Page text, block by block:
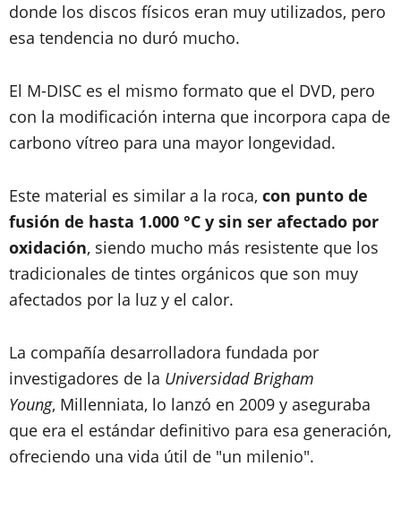
donde los discos físicos eran muy utilizados, pero
esa tendencia no duró mucho.
El M-DISC es el mismo formato que el DVD, pero
con la modificación interna que incorpora capa de
carbono vítreo para una mayor longevidad.
Este material es similar a la roca, con punto de
fusión de hasta 1.000 °C y sin ser afectado por
oxidación, siendo mucho más resistente que los
tradicionales de tintes orgánicos que son muy
afectados por la luz y el calor.
La compañía desarrolladora fundada por
investigadores de la Universidad Brigham
Young, Millenniata, lo lanzó en 2009 y aseguraba
que era el estándar definitivo para esa generación,
ofreciendo una vida útil de "un milenio".